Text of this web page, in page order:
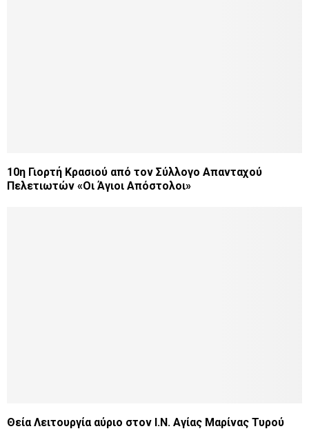
10η Γιορτή Κρασιού από τον Σύλλογο Απανταχού
Πελετιωτών «Οι Άγιοι Απόστολοι»
Θεία Λειτουργία αύριο στον Ι.Ν. Αγίας Μαρίνας Τυρού